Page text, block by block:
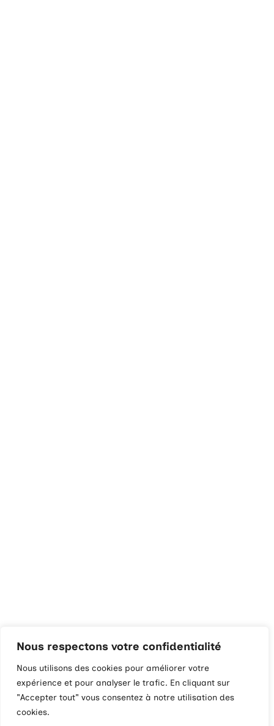
Nous respectons votre confidentialité
Nous utilisons des cookies pour améliorer votre
expérience et pour analyser le trafic. En cliquant sur
"Accepter tout" vous consentez à notre utilisation des
cookies.